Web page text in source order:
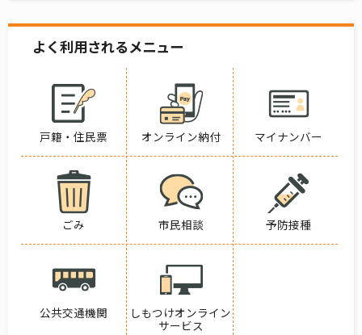
よく利用されるメニュー
戸籍・住民票 オンライン納付 マイナンバー
ごみ 市民相談 予防接種
公共交通機関
しもつけオンライン
サービス